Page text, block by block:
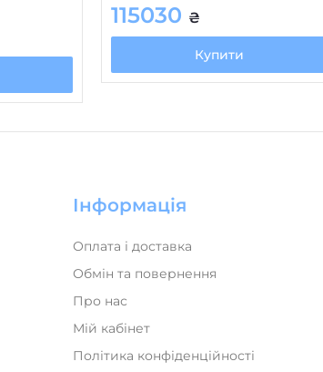
115030 ₴
Купити
Інформація
Оплата і доставка
Обмін та повернення
Про нас
Мій кабінет
Політика конфіденційності